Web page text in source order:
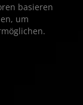
basieren
um